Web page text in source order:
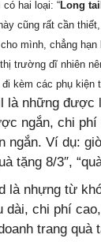
hai loại: “Long
cũng rất cần
mình, chẳng hạn
trường dĩ nhiên
kèm các phụ kiện
là những được
ngắn, chi phí
ngắn. Ví dụ:
tặng 8/3″,
là nhựng từ
dài, chi phí
trang quà